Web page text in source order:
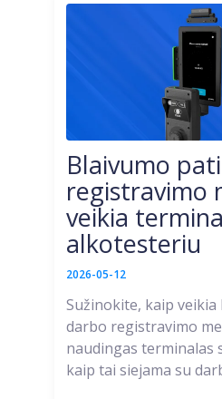
Blaivumo
registravimo
veikia
alkotesteriu
2026-05-12
Sužinokite, kaip
darbo registravimo
naudingas terminalas
kaip tai siejama su